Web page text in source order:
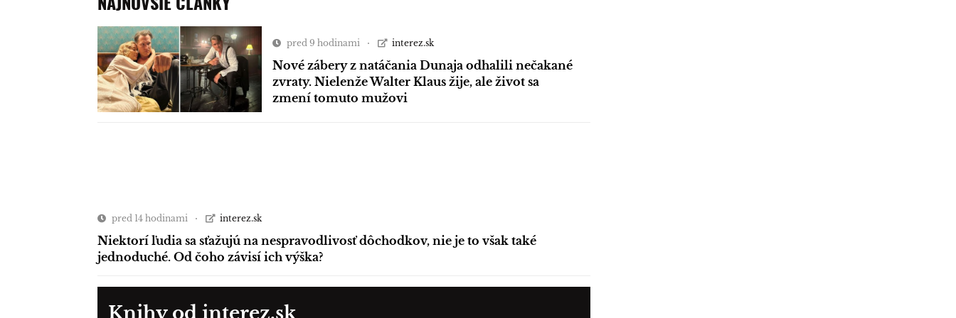
pred 9 hodinami interez.sk
Nové zábery z natáčania Dunaja odhalili nečakané
zvraty. Nielenže Walter Klaus žije, ale život sa
zmení tomuto mužovi
pred 14 hodinami interez.sk
Niektorí ľudia sa sťažujú na nespravodlivosť dôchodkov, nie je to však také
jednoduché. Od čoho závisí ich výška?
Knihy od interez.sk